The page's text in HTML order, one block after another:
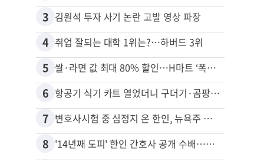
3 김원석 투자 사기 논란 고발 영상 파장
4 취업 잘되는 대학 1위는?…하버드 3위
5 쌀·라면 값 최대 80% 할인…H마트 ‘폭탄 세일’
6 항공기 식기 카트 열었더니 구더기·곰팡이…LAX 기내식 업체 논란
7 변호사시험 중 심정지 온 한인, 뉴욕주 제소
8 '14년째 도피' 한인 간호사 공개 수배…메디케어 사기 유죄